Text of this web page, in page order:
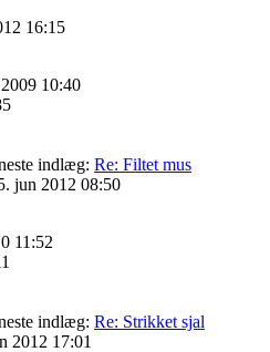
16:15
10:40
indlæg: Re: Filtet mus
jun 2012 08:50
11:52
indlæg: Re: Strikket sjal
2012 17:01